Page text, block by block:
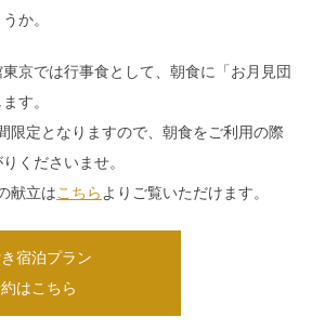
か。
京では行事食として、朝食に「お月見団
す。
限定となりますので、朝食をご利用の際
くださいませ。
献立はこちら よりご覧いただけます。
宿泊プラン
はこちら